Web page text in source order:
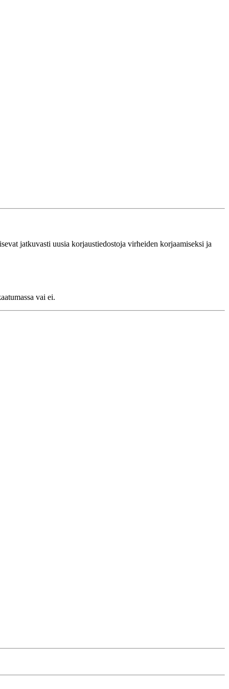
jatkuvasti uusia korjaustiedostoja virheiden korjaamiseksi ja
vai ei.